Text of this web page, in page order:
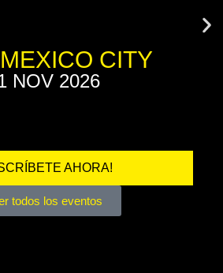
CITY
NOV 2026
AHORA!
todos los eventos